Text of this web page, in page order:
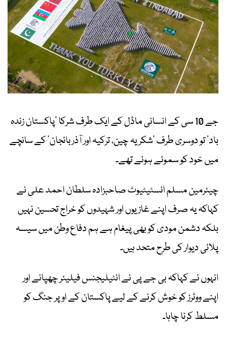
جے 10 سی کے انسانی ماڈل کے ایک طرف شرکا ’پاکستان زندہ
باد‘ تو دوسری طرف ’شکریہ چین، ترکیہ اور آذربائجان‘ کے سانچے
میں خود کو سموئے ہوئے تھے۔
چیئرمین مسلم انسٹیٹیوٹ صاحبزادہ سلطان احمد علی نے
کہاکہ یہ صرف اپنے غازیوں اور شہیدوں کو خراج تحسین نہیں
بلکہ دشمن مودی کو بھی پیغام ہے ہم دفاع وطن میں سیسہ
پلائی دیوار کی طرح متحد ہیں۔
انہوں نے کہاکہ بی جے پی نے انٹیلیجنس فیلیئر چھپانے اور
اپنے ووٹرز کو خوش کرنے کے لیے پاکستان کے اوپر جنگ کو
مسلط کرنا چاہا۔